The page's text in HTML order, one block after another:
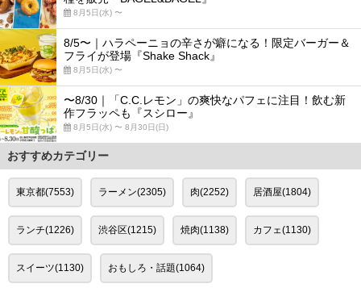
8月5日(水) 〜
8/5〜｜ハラペーニョの辛さが癖になる！限定バーガー＆
フライが登場『Shake Shack』
8月5日(水) 〜
〜8/30｜「C.C.レモン」の爽快なパフェに注目！飲む新
作フラッペも『スシロー』
8月5日(水) 〜 8月30日(日)
おすすめカテゴリー
東京都(7553) ラーメン(2305) 肉(2252) 居酒屋(1804)
ランチ(1226) 渋谷区(1215) 焼肉(1138) カフェ(1130)
スイーツ(1130) おもしろ・話題(1064)